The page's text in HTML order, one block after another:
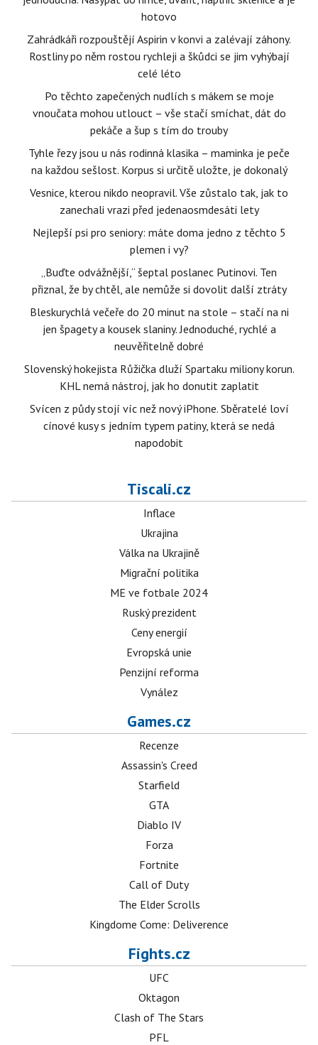
hotovo
Zahrádkáři rozpouštějí Aspirin v konvi a zalévají záhony.
Rostliny po něm rostou rychleji a škůdci se jim vyhýbají
celé léto
Po těchto zapečených nudlích s mákem se moje
vnoučata mohou utlouct – vše stačí smíchat, dát do
pekáče a šup s tím do trouby
Tyhle řezy jsou u nás rodinná klasika – maminka je peče
na každou sešlost. Korpus si určitě uložte, je dokonalý
Vesnice, kterou nikdo neopravil. Vše zůstalo tak, jak to
zanechali vrazi před jedenaosmdesáti lety
Nejlepší psi pro seniory: máte doma jedno z těchto 5
plemen i vy?
„Buďte odvážnější,“ šeptal poslanec Putinovi. Ten
přiznal, že by chtěl, ale nemůže si dovolit další ztráty
Bleskurychlá večeře do 20 minut na stole – stačí na ni
jen špagety a kousek slaniny. Jednoduché, rychlé a
neuvěřitelně dobré
Slovenský hokejista Růžička dluží Spartaku miliony korun.
KHL nemá nástroj, jak ho donutit zaplatit
Svícen z půdy stojí víc než nový iPhone. Sběratelé loví
cínové kusy s jedním typem patiny, která se nedá
napodobit
Tiscali.cz
Inflace
Ukrajina
Válka na Ukrajině
Migrační politika
ME ve fotbale 2024
Ruský prezident
Ceny energií
Evropská unie
Penzijní reforma
Vynález
Games.cz
Recenze
Assassin's Creed
Starfield
GTA
Diablo IV
Forza
Fortnite
Call of Duty
The Elder Scrolls
Kingdome Come: Deliverence
Fights.cz
UFC
Oktagon
Clash of The Stars
PFL